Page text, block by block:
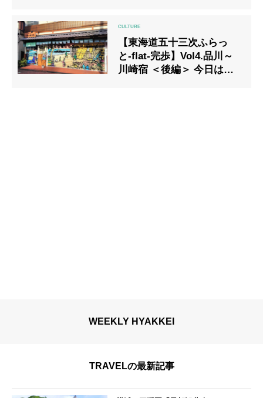
【東海道五十三次ふらっ
と-flat-完歩】Vol4.品川～
川崎宿 ＜後編＞ 今日は吉
WEEKLY HYAKKEI
TRAVELの最新記事